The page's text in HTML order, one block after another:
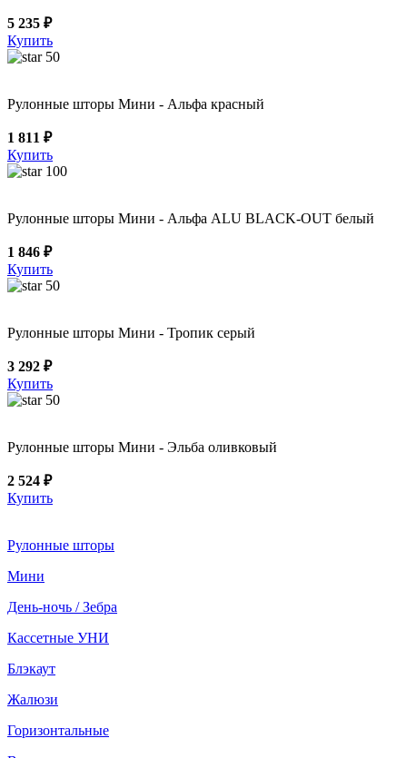
5 235 ₽
Купить
50
Рулонные шторы Мини - Альфа красный
1 811 ₽
Купить
100
Рулонные шторы Мини - Альфа ALU BLACK-OUT белый
1 846 ₽
Купить
50
Рулонные шторы Мини - Тропик серый
3 292 ₽
Купить
50
Рулонные шторы Мини - Эльба оливковый
2 524 ₽
Купить
Рулонные шторы
Мини
День-ночь / Зебра
Кассетные УНИ
Блэкаут
Жалюзи
Горизонтальные